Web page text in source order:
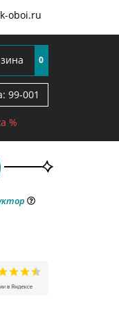
oboi.ru
0
99-001
%